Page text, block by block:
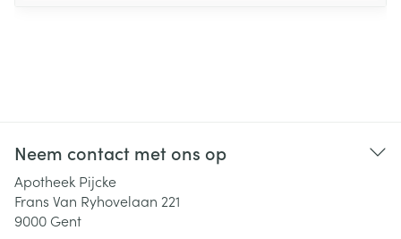
Neem contact met ons op
Apotheek Pijcke
Frans Van Ryhovelaan 221
9000 Gent